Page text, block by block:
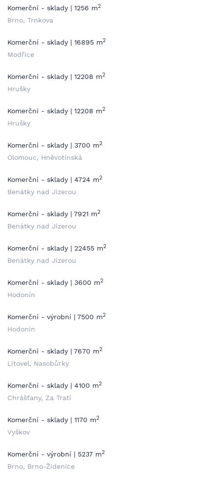
Komerční - sklady | 1256 m2
Brno, Trnkova
Komerční - sklady | 16895 m2
Modřice
Komerční - sklady | 12208 m2
Hrušky
Komerční - sklady | 12208 m2
Hrušky
Komerční - sklady | 3700 m2
Olomouc, Hněvotínská
Komerční - sklady | 4724 m2
Benátky nad Jizerou
Komerční - sklady | 7921 m2
Benátky nad Jizerou
Komerční - sklady | 22455 m2
Benátky nad Jizerou
Komerční - sklady | 3600 m2
Hodonín
Komerční - výrobní | 7500 m2
Hodonín
Komerční - sklady | 7670 m2
Litovel, Nasobůrky
Komerční - sklady | 4100 m2
Chrášťany, Za Tratí
Komerční - sklady | 1170 m2
Vyškov
Komerční - výrobní | 5237 m2
Brno, Brno-Židenice